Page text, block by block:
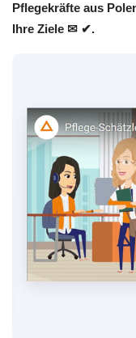
Pflegekräfte aus
Ihre Ziele ✉ ✔.